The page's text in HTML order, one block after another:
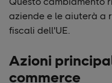
aziende e le aiuterà a
fiscali dell'UE.
Azioni
commerce